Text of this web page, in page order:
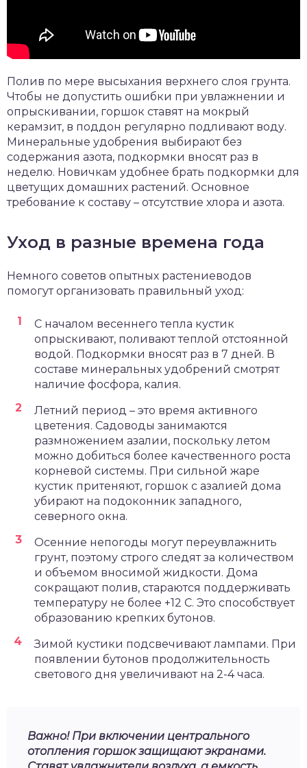
Полив по мере высыхания верхнего слоя грунта.
Чтобы не допустить ошибки при увлажнении и
опрыскивании, горшок ставят на мокрый
керамзит, в поддон регулярно подливают воду.
Минеральные удобрения выбирают без
содержания азота, подкормки вносят раз в
неделю. Новичкам удобнее брать подкормки для
цветущих домашних растений. Основное
требование к составу – отсутствие хлора и азота.
Уход в разные времена года
Немного советов опытных растениеводов
помогут организовать правильный уход:
С началом весеннего тепла кустик
опрыскивают, поливают теплой отстоянной
водой. Подкормки вносят раз в 7 дней. В
составе минеральных удобрений смотрят
наличие фосфора, калия.
Летний период – это время активного
цветения. Садоводы занимаются
размножением азалии, поскольку летом
можно добиться более качественного роста
корневой системы. При сильной жаре
кустик притеняют, горшок с азалией дома
убирают на подоконник западного,
северного окна.
Осенние непогоды могут переувлажнить
грунт, поэтому строго следят за количеством
и объемом вносимой жидкости. Дома
сокращают полив, стараются поддерживать
температуру не более +12 С. Это способствует
образованию крепких бутонов.
Зимой кустики подсвечивают лампами. При
появлении бутонов продолжительность
светового дня увеличивают на 2-4 часа.
Важно! При включении центрального
отопления горшок защищают экранами.